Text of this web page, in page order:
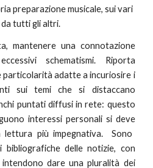
preparazione musicale, sui vari
tutti gli altri.
mantenere una connotazione
schematismi. Riporta
particolarità adatte a incuriosire i
sui temi che si distaccano
puntati diffusi in rete: questo
interessi personalisi deve
più impegnativa.
Sono
delle notizie, con
dare una pluralità dei